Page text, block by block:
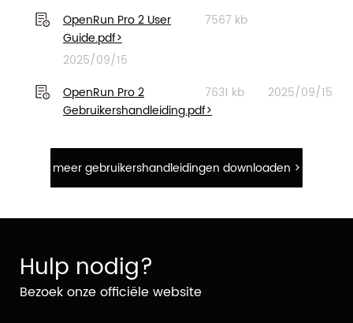
OpenRun Pro 2 User
Guide.pdf>
7567 kb
2025/09/15
OpenRun Pro 2
Gebruikershandleiding.pdf>
7631 kb 2025/09/15
meer gebruikershandleidingen downloaden >
Hulp nodig?
Bezoek onze officiële website